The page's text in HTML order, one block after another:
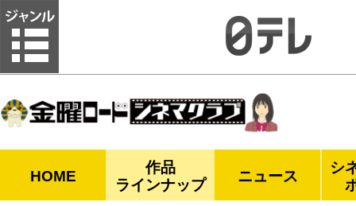
HOME
作品
ラインナップ
ニュース
シ